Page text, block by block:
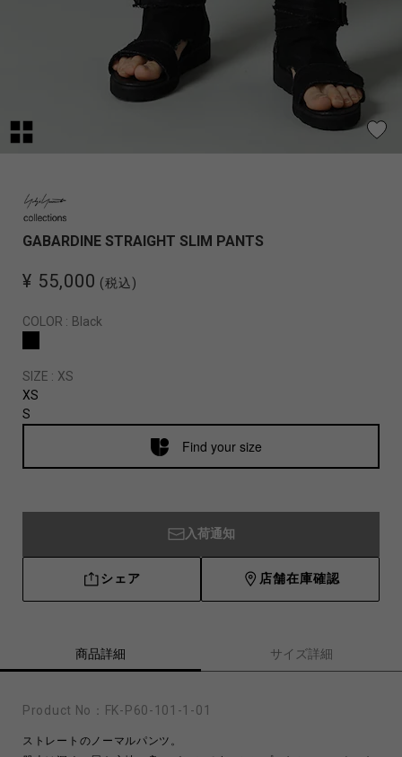
GABARDINE STRAIGHT SLIM PANTS
¥ 55,000 (税込)
COLOR : Black
SIZE : XS
XS
S
Find your size
入荷通知
シェア 店舗在庫確認
商品詳細 サイズ詳細
Product No： FK-P60-101-1-01
ストレートのノーマルパンツ。